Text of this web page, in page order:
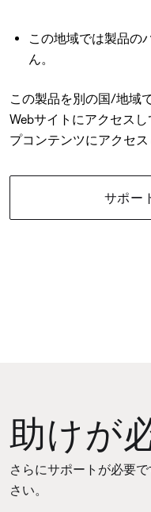
この地域では製品の
ん。
この製品を別の国/地域
Webサイトにアクセス
プコンテンツにアクセス
サポー
助けが
さらにサポートが必要
さい。